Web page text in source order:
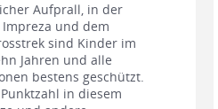
Aufprall, in der
und dem
sind Kinder im
Jahren und alle
bestens geschützt.
in diesem